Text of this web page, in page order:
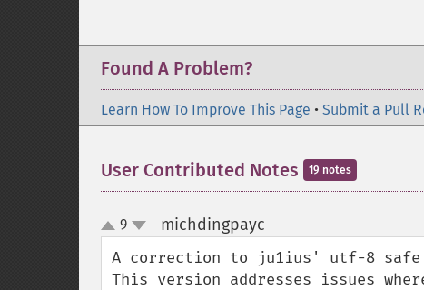
Found A Problem?
Learn How To Improve This Page • Submit a Pull
User Contributed Notes 19 notes
up
down
9 michdingpayc
A correction to ju1ius' utf-8 safe
This version addresses issues